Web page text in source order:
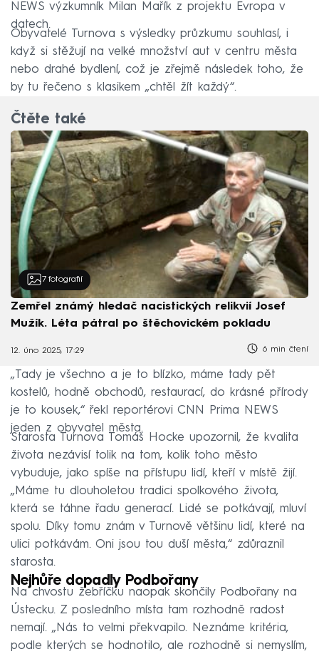
NEWS výzkumník Milan Mařík z projektu Evropa v
datech.
Obyvatelé Turnova s výsledky průzkumu souhlasí, i
když si stěžují na velké množství aut v centru města
nebo drahé bydlení, což je zřejmě následek toho, že
by tu řečeno s klasikem „chtěl žít každý“.
Čtěte také
7 fotografií
Zemřel známý hledač nacistických relikvií Josef
Mužík. Léta pátral po štěchovickém pokladu
12. úno 2025, 17:29 6 min čtení
„Tady je všechno a je to blízko, máme tady pět
kostelů, hodně obchodů, restaurací, do krásné přírody
je to kousek,“ řekl reportérovi CNN Prima NEWS
jeden z obyvatel města.
Starosta Turnova Tomáš Hocke upozornil, že kvalita
života nezávisí tolik na tom, kolik toho město
vybuduje, jako spíše na přístupu lidí, kteří v místě žijí.
„Máme tu dlouholetou tradici spolkového života,
která se táhne řadu generací. Lidé se potkávají, mluví
spolu. Díky tomu znám v Turnově většinu lidí, které na
ulici potkávám. Oni jsou tou duší města,“ zdůraznil
starosta.
Nejhůře dopadly Podbořany
Na chvostu žebříčku naopak skončily Podbořany na
Ústecku. Z posledního místa tam rozhodně radost
nemají. „Nás to velmi překvapilo. Neznáme kritéria,
podle kterých se hodnotilo, ale rozhodně si nemyslím,